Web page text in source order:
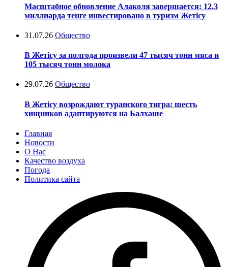
Масштабное обновление Алаколя завершается: 12,3
миллиарда тенге инвестировано в туризм Жетісу
31.07.26 Общество
В Жетісу за полгода произвели 47 тысяч тонн мяса и
105 тысяч тонн молока
29.07.26 Общество
В Жетісу возрождают туранского тигра: шесть
хищников адаптируются на Балхаше
Главная
Новости
О Нас
Качество воздуха
Погода
Политика сайта